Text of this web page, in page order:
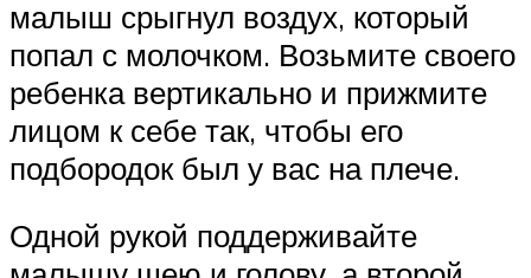
малыш срыгнул воздух, который
попал с молочком. Возьмите своего
ребенка вертикально и прижмите
лицом к себе так, чтобы его
подбородок был у вас на плече.
Одной рукой поддерживайте